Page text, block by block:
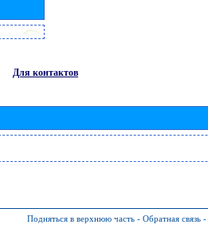
Для контактов
Подняться в верхнюю часть - Обратная связь -